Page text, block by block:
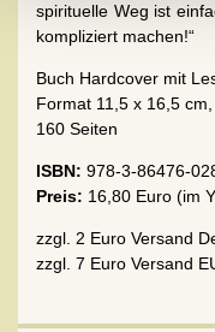
spirituelle Weg ist
kompliziert machen!“
Buch Hardcover mit
Format 11,5 x 16,5 cm,
160 Seiten
ISBN: 978-3-86476-
Preis: 16,80 Euro (im
zzgl. 2 Euro Versand
zzgl. 7 Euro Versand